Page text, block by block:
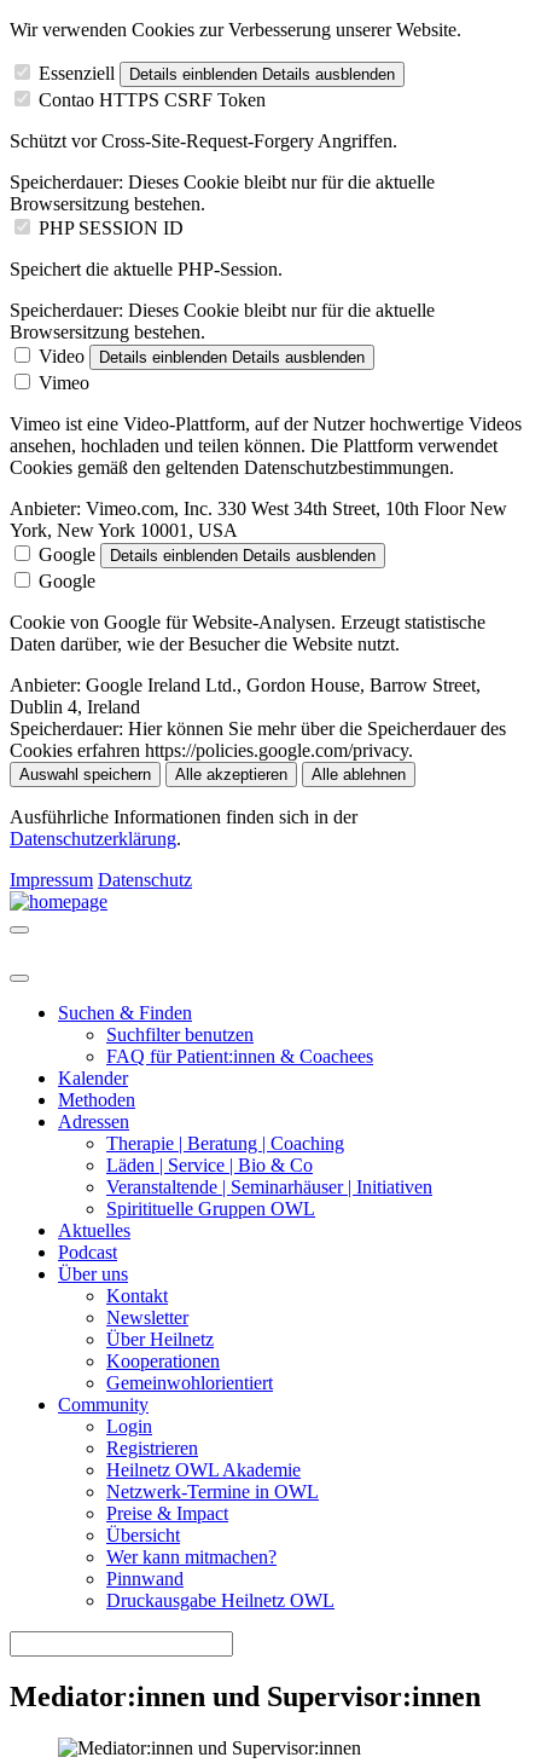
Wir verwenden Cookies zur Verbesserung unserer Website.
Essenziell Details einblenden Details ausblenden
Contao HTTPS CSRF Token
Schützt vor Cross-Site-Request-Forgery Angriffen.
Speicherdauer: Dieses Cookie bleibt nur für die aktuelle
Browsersitzung bestehen.
PHP SESSION ID
Speichert die aktuelle PHP-Session.
Speicherdauer: Dieses Cookie bleibt nur für die aktuelle
Browsersitzung bestehen.
Video
Details einblenden Details ausblenden
Vimeo
Vimeo ist eine Video-Plattform, auf der Nutzer hochwertige Videos
ansehen, hochladen und teilen können. Die Plattform verwendet
Cookies gemäß den geltenden Datenschutzbestimmungen.
Anbieter: Vimeo.com, Inc. 330 West 34th Street, 10th Floor New
York, New York 10001, USA
Google
Details einblenden Details ausblenden
Google
Cookie von Google für Website-Analysen. Erzeugt statistische
Daten darüber, wie der Besucher die Website nutzt.
Anbieter: Google Ireland Ltd., Gordon House, Barrow Street,
Dublin 4, Ireland
Speicherdauer: Hier können Sie mehr über die Speicherdauer des
Cookies erfahren https://policies.google.com/privacy.
Auswahl speichern Alle akzeptieren Alle ablehnen
Ausführliche Informationen finden sich in der
Datenschutzerklärung.
Impressum Datenschutz
Suchen & Finden
Suchfilter benutzen
FAQ für Patient:innen & Coachees
Kalender
Methoden
Adressen
Therapie | Beratung | Coaching
Läden | Service | Bio & Co
Veranstaltende | Seminarhäuser | Initiativen
Spiritituelle Gruppen OWL
Aktuelles
Podcast
Über uns
Kontakt
Newsletter
Über Heilnetz
Kooperationen
Gemeinwohlorientiert
Community
Login
Registrieren
Heilnetz OWL Akademie
Netzwerk-Termine in OWL
Preise & Impact
Übersicht
Wer kann mitmachen?
Pinnwand
Druckausgabe Heilnetz OWL
Mediator:innen und Supervisor:innen